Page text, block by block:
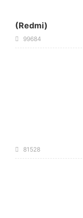
(Redmi)
99684
81528